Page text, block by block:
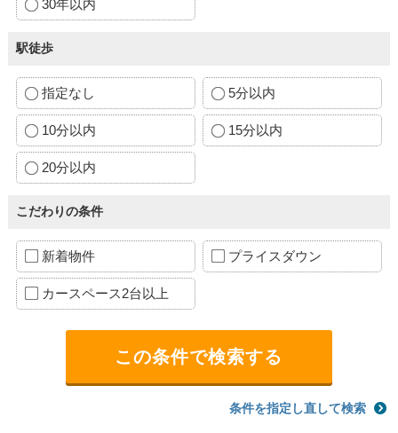
30年以内
駅徒歩
指定なし 5分以内
10分以内 15分以内
20分以内
こだわりの条件
新着物件 プライスダウン
カースペース2台以上
条件を指定し直して検索